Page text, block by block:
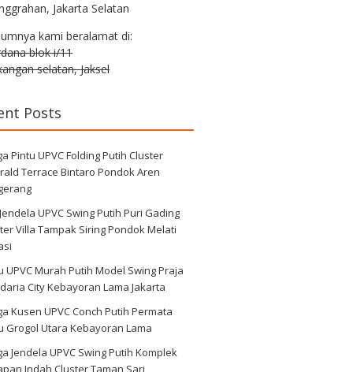
Jakarta Selatan
kami beralamat di:
blok i/11
selatan, Jaksel
Posts
Pintu UPVC Folding Putih Cluster
Terrace Bintaro Pondok Aren
UPVC Swing Putih Puri Gading
Villa Tampak Siring Pondok Melati
UPVC Murah Putih Model Swing Praja
City Kebayoran Lama Jakarta
Kusen UPVC Conch Putih Permata
Grogol Utara Kebayoran Lama
Jendela UPVC Swing Putih Komplek
Indah Cluster Taman Sari